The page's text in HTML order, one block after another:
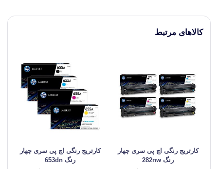
کالاهای مرتبط
کارتریج رنگی اچ پی سری چهار
رنگ 282nw
کارتریج رنگی اچ پی سری چهار
رنگ 653dn